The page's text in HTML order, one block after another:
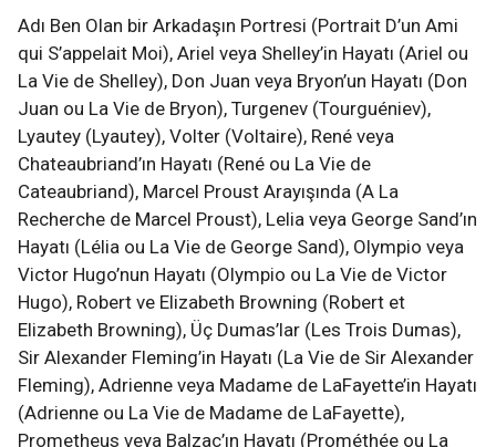
Adı Ben Olan bir Arkadaşın Portresi (Portrait D’un Ami
qui S’appelait Moi), Ariel veya Shelley’in Hayatı (Ariel ou
La Vie de Shelley), Don Juan veya Bryon’un Hayatı (Don
Juan ou La Vie de Bryon), Turgenev (Tourguéniev),
Lyautey (Lyautey), Volter (Voltaire), René veya
Chateaubriand’ın Hayatı (René ou La Vie de
Cateaubriand), Marcel Proust Arayışında (A La
Recherche de Marcel Proust), Lelia veya George Sand’ın
Hayatı (Lélia ou La Vie de George Sand), Olympio veya
Victor Hugo’nun Hayatı (Olympio ou La Vie de Victor
Hugo), Robert ve Elizabeth Browning (Robert et
Elizabeth Browning), Üç Dumas’lar (Les Trois Dumas),
Sir Alexander Fleming’in Hayatı (La Vie de Sir Alexander
Fleming), Adrienne veya Madame de LaFayette’in Hayatı
(Adrienne ou La Vie de Madame de LaFayette),
Prometheus veya Balzac’ın Hayatı (Prométhée ou La